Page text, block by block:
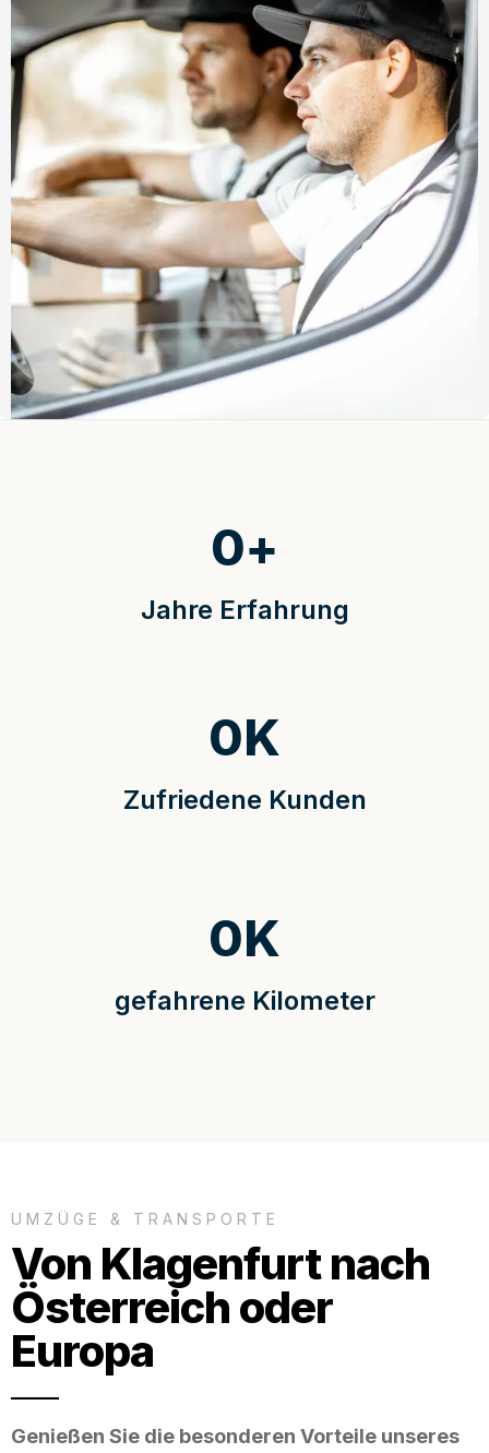
Jahre Erfahrung
0+
Zufriedene Kunden
0K
gefahrene Kilometer
0K
UMZÜGE & TRANSPORTE
Von Klagenfurt nach
Österreich oder
Europa
Genießen Sie die besonderen Vorteile unseres